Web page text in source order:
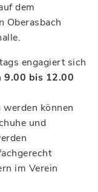
dem
Oberasbach
engagiert sich
9.00 bis 12.00
können
und
im Verein